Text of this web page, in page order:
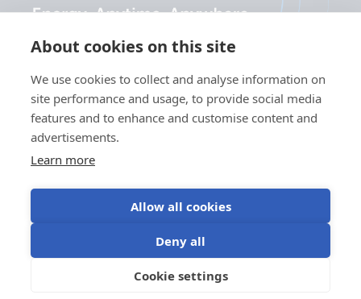
About cookies on this site
We use cookies to collect and analyse information on
site performance and usage, to provide social media
features and to enhance and customise content and
advertisements.
Learn more
Allow all cookies
Deny all
Cookie settings
Privatlivspolitik
©Victron Energy